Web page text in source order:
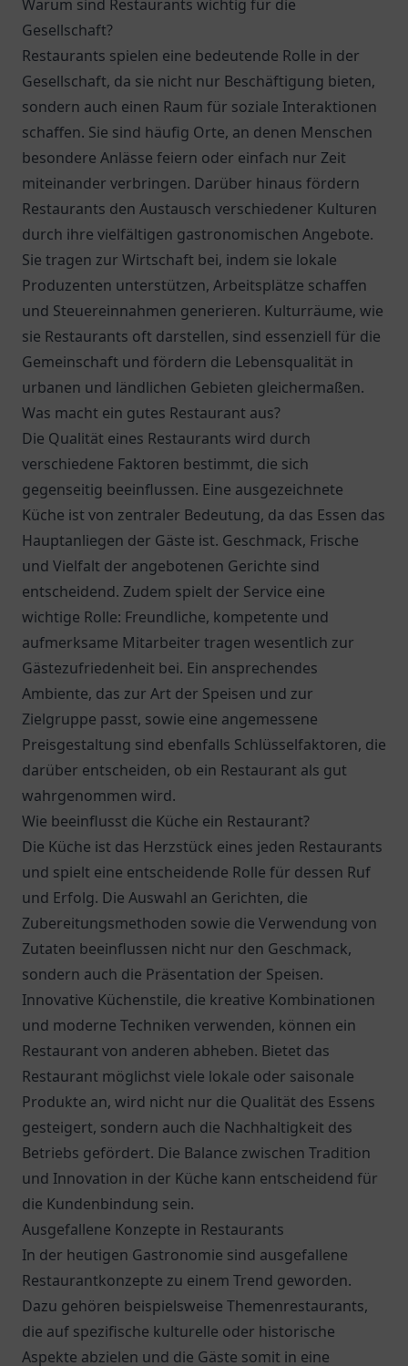
Warum sind Restaurants wichtig für die
Gesellschaft?
Restaurants spielen eine bedeutende Rolle in der
Gesellschaft, da sie nicht nur Beschäftigung bieten,
sondern auch einen Raum für soziale Interaktionen
schaffen. Sie sind häufig Orte, an denen Menschen
besondere Anlässe feiern oder einfach nur Zeit
miteinander verbringen. Darüber hinaus fördern
Restaurants den Austausch verschiedener Kulturen
durch ihre vielfältigen gastronomischen Angebote.
Sie tragen zur Wirtschaft bei, indem sie lokale
Produzenten unterstützen, Arbeitsplätze schaffen
und Steuereinnahmen generieren. Kulturräume, wie
sie Restaurants oft darstellen, sind essenziell für die
Gemeinschaft und fördern die Lebensqualität in
urbanen und ländlichen Gebieten gleichermaßen.
Was macht ein gutes Restaurant aus?
Die Qualität eines Restaurants wird durch
verschiedene Faktoren bestimmt, die sich
gegenseitig beeinflussen. Eine ausgezeichnete
Küche ist von zentraler Bedeutung, da das Essen das
Hauptanliegen der Gäste ist. Geschmack, Frische
und Vielfalt der angebotenen Gerichte sind
entscheidend. Zudem spielt der Service eine
wichtige Rolle: Freundliche, kompetente und
aufmerksame Mitarbeiter tragen wesentlich zur
Gästezufriedenheit bei. Ein ansprechendes
Ambiente, das zur Art der Speisen und zur
Zielgruppe passt, sowie eine angemessene
Preisgestaltung sind ebenfalls Schlüsselfaktoren, die
darüber entscheiden, ob ein Restaurant als gut
wahrgenommen wird.
Wie beeinflusst die Küche ein Restaurant?
Die Küche ist das Herzstück eines jeden Restaurants
und spielt eine entscheidende Rolle für dessen Ruf
und Erfolg. Die Auswahl an Gerichten, die
Zubereitungsmethoden sowie die Verwendung von
Zutaten beeinflussen nicht nur den Geschmack,
sondern auch die Präsentation der Speisen.
Innovative Küchenstile, die kreative Kombinationen
und moderne Techniken verwenden, können ein
Restaurant von anderen abheben. Bietet das
Restaurant möglichst viele lokale oder saisonale
Produkte an, wird nicht nur die Qualität des Essens
gesteigert, sondern auch die Nachhaltigkeit des
Betriebs gefördert. Die Balance zwischen Tradition
und Innovation in der Küche kann entscheidend für
die Kundenbindung sein.
Ausgefallene Konzepte in Restaurants
In der heutigen Gastronomie sind ausgefallene
Restaurantkonzepte zu einem Trend geworden.
Dazu gehören beispielsweise Themenrestaurants,
die auf spezifische kulturelle oder historische
Aspekte abzielen und die Gäste somit in eine